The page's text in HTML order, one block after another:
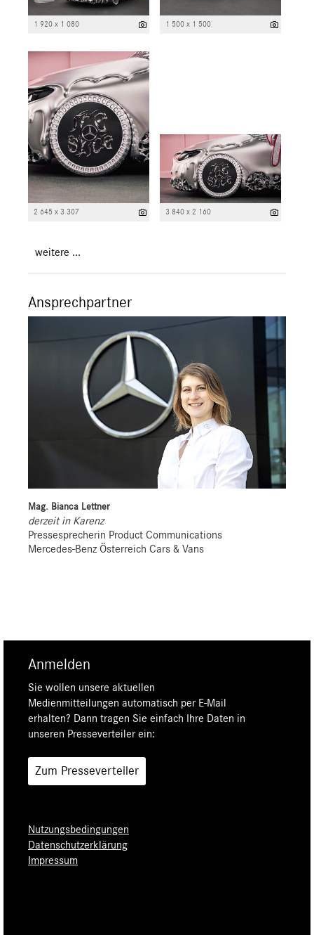
1 920 x 1 080 1 500 x 1 500
2 645 x 3 307 3 840 x 2 160
weitere ...
Ansprechpartner
Mag. Bianca Lettner
derzeit in Karenz
Pressesprecherin Product Communications
Mercedes-Benz Österreich Cars & Vans
Anmelden
Sie wollen unsere aktuellen
Medienmitteilungen automatisch per E-Mail
erhalten? Dann tragen Sie einfach Ihre Daten in
unseren Presseverteiler ein:
Zum Presseverteiler
Nutzungsbedingungen
Datenschutzerklärung
Impressum